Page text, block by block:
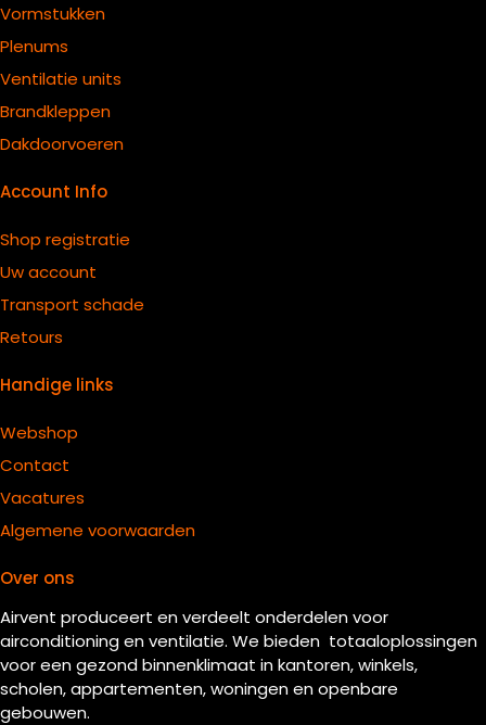
Vormstukken
Plenums
Ventilatie units
Brandkleppen
Dakdoorvoeren
Account Info
Shop registratie
Uw account
Transport schade
Retours
Handige links
Webshop
Contact
Vacatures
Algemene voorwaarden
Over ons
Airvent produceert en verdeelt onderdelen voor
airconditioning en ventilatie. We bieden totaaloplossingen
voor een gezond binnenklimaat in kantoren, winkels,
scholen, appartementen, woningen en openbare
gebouwen.